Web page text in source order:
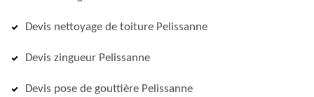
Devis nettoyage de toiture Pelissanne
Devis zingueur Pelissanne
Devis pose de gouttière Pelissanne